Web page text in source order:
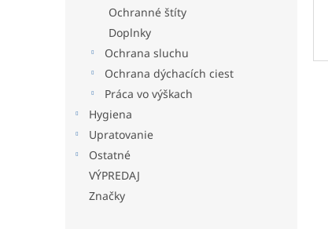
Ochranné štíty
Doplnky
Ochrana sluchu
Ochrana dýchacích ciest
Práca vo výškach
Hygiena
Upratovanie
Ostatné
VÝPREDAJ
Značky